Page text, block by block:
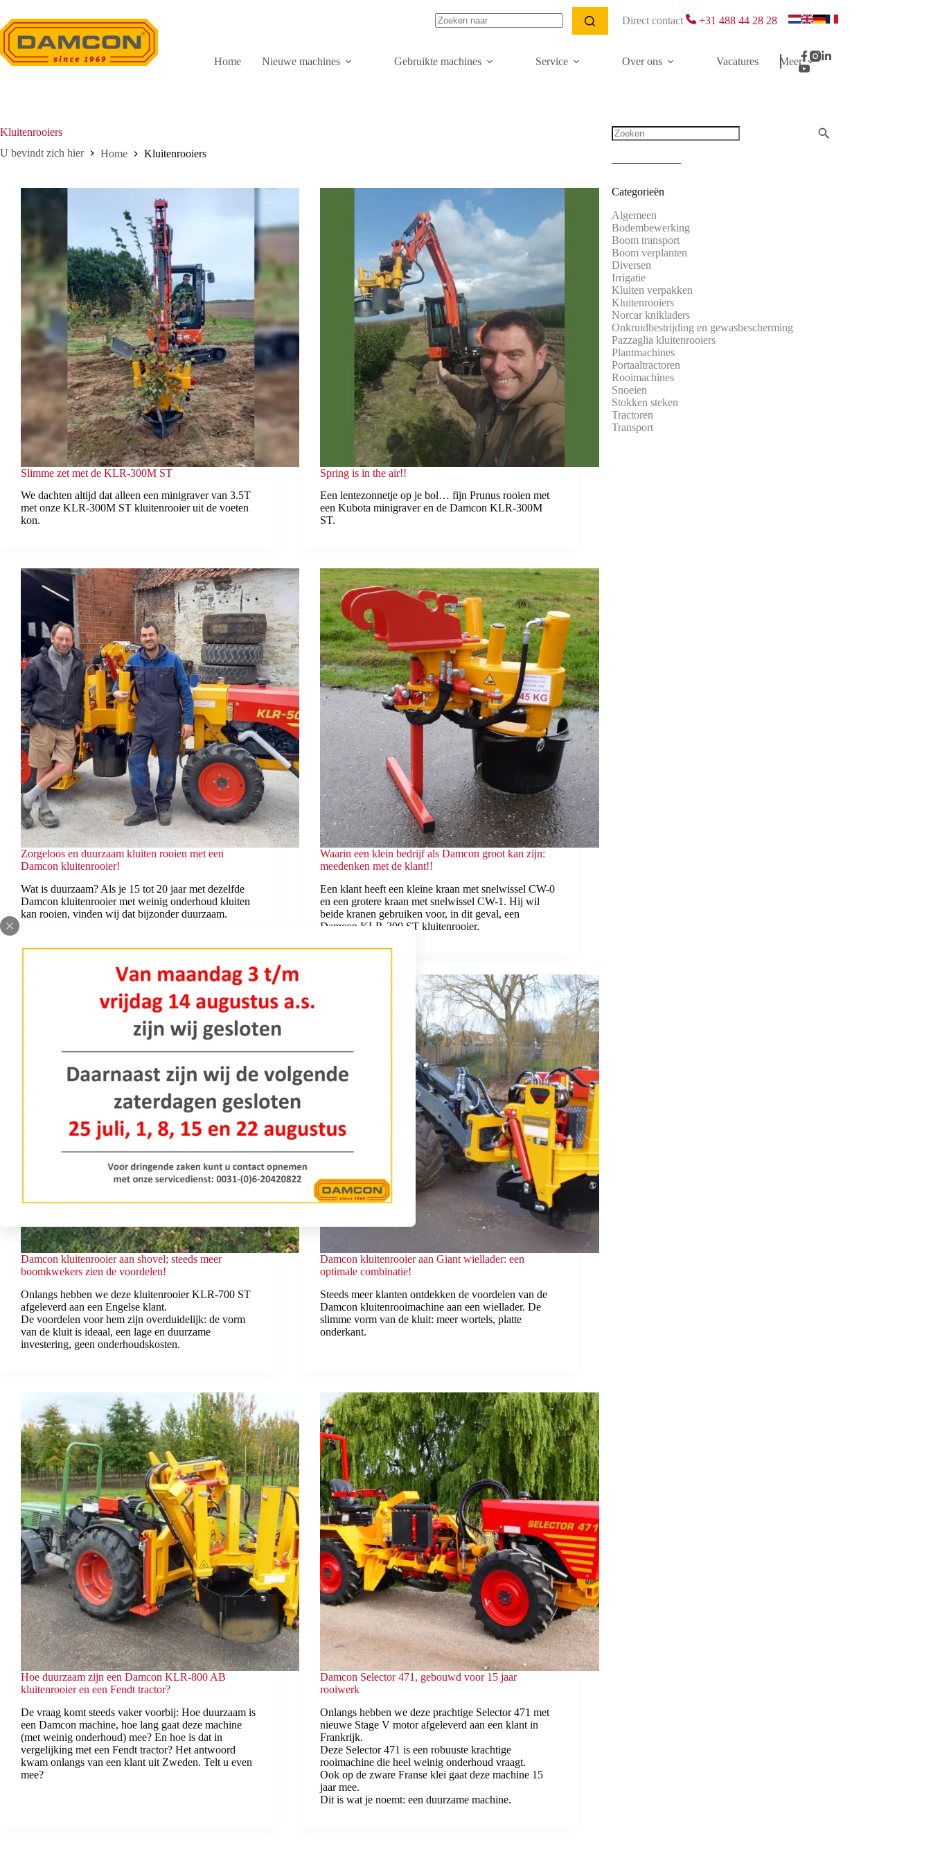
naar
de
inhoud
Geen
Direct contact +31 488 44 28 28
Home Nieuwe machines Gebruikte machines Service Over ons Vacatures Meer
Kluitenrooiers
Home
Kluitenrooiers
Slimme zet met de KLR-300M ST
We dachten altijd dat alleen een minigraver van 3.5T
met onze KLR-300M ST kluitenrooier uit de voeten
kon.
Spring is in the air!!
Een lentezonnetje op je bol… fijn Prunus rooien met
een Kubota minigraver en de Damcon KLR-300M
ST.
Zorgeloos en duurzaam kluiten rooien met een
Damcon kluitenrooier!
Wat is duurzaam? Als je 15 tot 20 jaar met dezelfde
Damcon kluitenrooier met weinig onderhoud kluiten
kan rooien, vinden wij dat bijzonder duurzaam.
Waarin een klein bedrijf als Damcon groot kan zijn:
meedenken met de klant!!
Een klant heeft een kleine kraan met snelwissel CW-0
en een grotere kraan met snelwissel CW-1. Hij wil
beide kranen gebruiken voor, in dit geval, een
Damcon KLR-300 ST kluitenrooier.
Damcon kluitenrooier aan shovel; steeds meer
boomkwekers zien de voordelen!
Onlangs hebben we deze kluitenrooier KLR-700 ST
afgeleverd aan een Engelse klant.
De voordelen voor hem zijn overduidelijk: de vorm
van de kluit is ideaal, een lage en duurzame
investering, geen onderhoudskosten.
Damcon kluitenrooier aan Giant wiellader: een
optimale combinatie!
Steeds meer klanten ontdekken de voordelen van de
Damcon kluitenrooimachine aan een wiellader. De
slimme vorm van de kluit: meer wortels, platte
onderkant.
Hoe duurzaam zijn een Damcon KLR-800 AB
kluitenrooier en een Fendt tractor?
De vraag komt steeds vaker voorbij: Hoe duurzaam is
een Damcon machine, hoe lang gaat deze machine
(met weinig onderhoud) mee? En hoe is dat in
vergelijking met een Fendt tractor? Het antwoord
kwam onlangs van een klant uit Zweden. Telt u even
mee?
Damcon Selector 471, gebouwd voor 15 jaar
rooiwerk
Onlangs hebben we deze prachtige Selector 471 met
nieuwe Stage V motor afgeleverd aan een klant in
Frankrijk.
Deze Selector 471 is een robuuste krachtige
rooimachine die heel weinig onderhoud vraagt.
Ook op de zware Franse klei gaat deze machine 15
jaar mee.
Dit is wat je noemt: een duurzame machine.
Categorieën
Algemeen
Bodembewerking
Boom transport
Boom verplanten
Diversen
Irrigatie
Kluiten verpakken
Kluitenrooiers
Norcar knikladers
Onkruidbestrijding en gewasbescherming
Pazzaglia kluitenrooiers
Plantmachines
Portaaltractoren
Rooimachines
Snoeien
Stokken steken
Tractoren
Transport